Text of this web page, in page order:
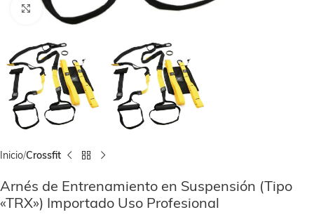
Click to enlarge
Inicio Crossfit
Arnés de Entrenamiento en Suspensión (Tipo
«TRX») Importado Uso Profesional